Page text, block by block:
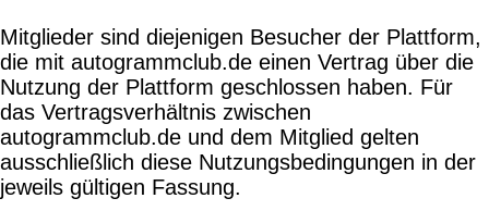
Mitglieder sind diejenigen Besucher der Plattform,
die mit autogrammclub.de einen Vertrag über die
Nutzung der Plattform geschlossen haben. Für
das Vertragsverhältnis zwischen
autogrammclub.de und dem Mitglied gelten
ausschließlich diese Nutzungsbedingungen in der
jeweils gültigen Fassung.